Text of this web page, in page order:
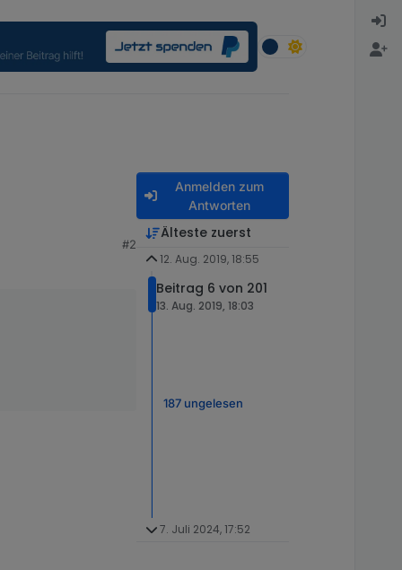
#2
Anmelden zum
Antworten
Älteste zuerst
12. Aug. 2019, 18:55
Beitrag 6 von 201
13. Aug. 2019, 18:03
187 ungelesen
7. Juli 2024, 17:52